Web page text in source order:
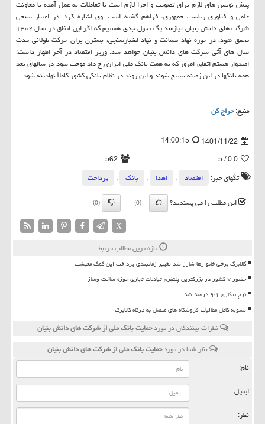
پیش نویس های لازم برای تصویب و اجرا لازم است با تعاملات به عمل آمده با معاونت
علمی و فناوری ریاست جمهوری، فراهم گشته است. وی اشاره کرد: در اعتبار سنجی
شرکت های دانش بنیان نیازمند یک تحول جدی هستیم که اگر این اتفاق در سال ۱۴۰۲
محقق شود، در حوزه نهاد ضمانت و نهاد اعتبارسنجی، بستری برای حرکت طولانی مدت
سال های آتی شرکت های دانش بنیان خواهد شد. وزیر اقتصاد در آخر اظهار داشت:
امیدوار هستم اتفاق امروز که به همت بانک ملی ایران رخ داد موجب شود در سالهای بعد
همه بانکها در این زمینه بسیج شوند و این روند در نظام بانکی کشور کاملاً نهادینه شود.
منبع:حراج كن
1401/11/22
14:00:15
0.0
/ 5
562
تگهای خبر:
اقتصاد , اهدا , بانك ,
پرداخت
این مطلب را می پسندید؟
(0)
(0)
X
تازه ترین مطالب مرتبط
کالابرگ برخی خانوارها شارژ شد تغییر زمانبندی پرداخت این کمک معیشت
حضور ۷ کشور در بزرگترین پلتفرم تبادلات تجاری حوزه ساخت وساز
نرخ بیکاری ۹،۱ درصد شد
تسویه کامل مطالبات فروشگاه های متصل به درگاه کالابرگ
نظرات بینندگان در موردحمایت بانک ملی از شرکت های دانش بنیان
نظر شما در موردحمایت بانک ملی از شرکت های دانش بنیان
نام:
ایمیل:
نظر: